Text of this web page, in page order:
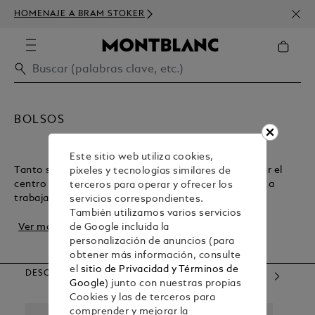
HOMENAJE A BRAM STOKER
DE
BOLSOS
Tanto si quiere un bolso ligero para ir de compras por el
centro de la ciudad como un bolso resistente para ir a
trabajar, Montblanc tiene lo que nece...
Ver más
DESCUBRE NUESTRAS CATEGORÍAS
Este sitio web utiliza cookies,
píxeles y tecnologías similares de
terceros para operar y ofrecer los
servicios correspondientes.
También utilizamos varios servicios
de Google incluida la
personalización de anuncios (para
obtener más información, consulte
el sitio de Privacidad y Términos de
Google) junto con nuestras propias
Cookies y las de terceros para
comprender y mejorar la